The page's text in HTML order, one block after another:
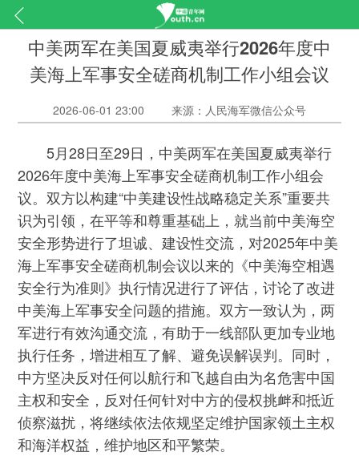
中美两军在美国夏威夷举行2026年度中
美海上军事安全磋商机制工作小组会议
2026-06-01 23:00 来源：人民海军微信公众号
5月28日至29日，中美两军在美国夏威夷举行
2026年度中美海上军事安全磋商机制工作小组会
议。双方以构建“中美建设性战略稳定关系”重要共
识为引领，在平等和尊重基础上，就当前中美海空
安全形势进行了坦诚、建设性交流，对2025年中美
海上军事安全磋商机制会议以来的《中美海空相遇
安全行为准则》执行情况进行了评估，讨论了改进
中美海上军事安全问题的措施。双方一致认为，两
军进行有效沟通交流，有助于一线部队更加专业地
执行任务，增进相互了解、避免误解误判。同时，
中方坚决反对任何以航行和飞越自由为名危害中国
主权和安全，反对任何针对中方的侵权挑衅和抵近
侦察滋扰，将继续依法依规坚定维护国家领土主权
和海洋权益，维护地区和平繁荣。